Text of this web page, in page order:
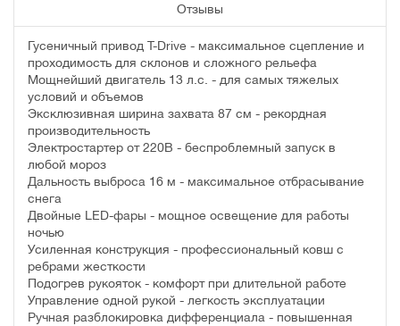
Отзывы
Гусеничный привод T-Drive - максимальное сцепление и
проходимость для склонов и сложного рельефа
Мощнейший двигатель 13 л.с. - для самых тяжелых
условий и объемов
Эксклюзивная ширина захвата 87 см - рекордная
производительность
Электростартер от 220В - беспроблемный запуск в
любой мороз
Дальность выброса 16 м - максимальное отбрасывание
снега
Двойные LED-фары - мощное освещение для работы
ночью
Усиленная конструкция - профессиональный ковш с
ребрами жесткости
Подогрев рукояток - комфорт при длительной работе
Управление одной рукой - легкость эксплуатации
Ручная разблокировка дифференциала - повышенная